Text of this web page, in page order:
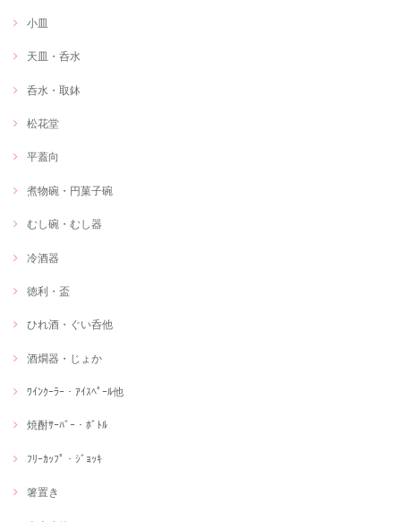
小皿
天皿・呑水
呑水・取鉢
松花堂
平蓋向
煮物碗・円菓子碗
むし碗・むし器
冷酒器
徳利・盃
ひれ酒・ぐい呑他
酒燗器・じょか
ﾜｲﾝｸｰﾗｰ・ｱｲｽﾍﾟｰﾙ他
焼酎ｻｰﾊﾞｰ・ﾎﾞﾄﾙ
ﾌﾘｰｶｯﾌﾟ・ｼﾞｮｯｷ
箸置き